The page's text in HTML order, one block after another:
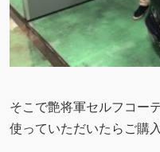
そこで艶将軍セルフコー
使っていただいたらご購